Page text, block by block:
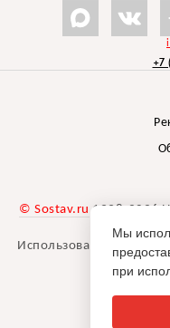
+7
© Sostav.ru 1998-2026
Использование
Мы
при